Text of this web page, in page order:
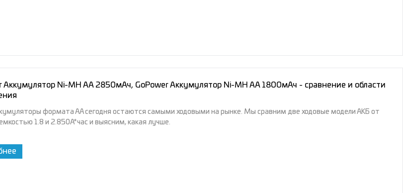
Аккумулятор Ni-MH AA 2850мАч, GoPower Аккумулятор Ni-MH AA 1800мАч - сравнение и области
формата АА сегодня остаются самыми ходовыми на рынке. Мы сравним две ходовые модели АКБ от
1.8 и 2.850А*час и выясним, какая лучше.